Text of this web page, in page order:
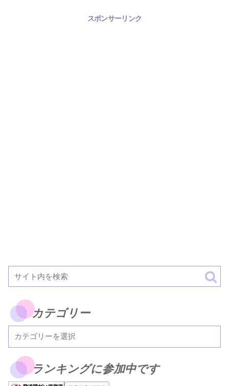
スポンサーリンク
カテゴリー
ランキングに参加中です